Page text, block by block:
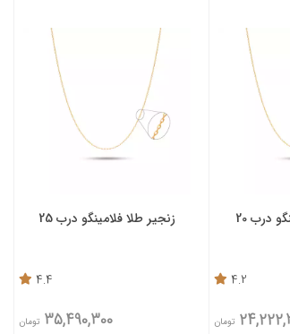
درب 20
4.2
تومان
زنجیر طلا فلامینگو درب 25
4.4
35,490,300 تومان